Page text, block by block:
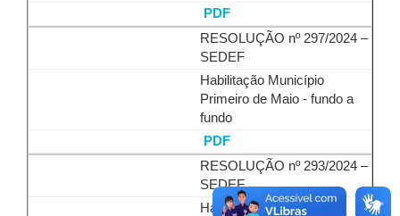
PDF
RESOLUÇÃO nº 297/2024 –
SEDEF
Habilitação Município
Primeiro de Maio - fundo a
fundo
PDF
RESOLUÇÃO nº 293/2024 –
SEDEF
Habilitação Município